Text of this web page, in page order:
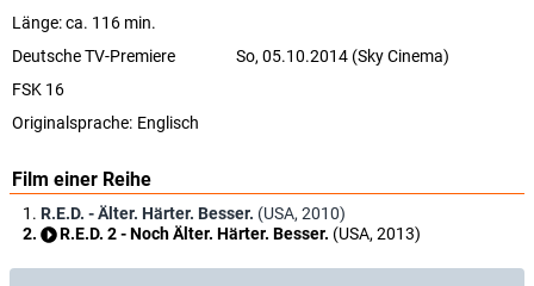
Länge: ca. 116 min.
Deutsche TV-Premiere
So, 05.10.2014 (Sky Cinema)
FSK 16
Originalsprache: Englisch
Film einer Reihe
R.E.D. - Älter. Härter. Besser. (USA, 2010)
R.E.D. 2 - Noch Älter. Härter. Besser. (USA, 2013)